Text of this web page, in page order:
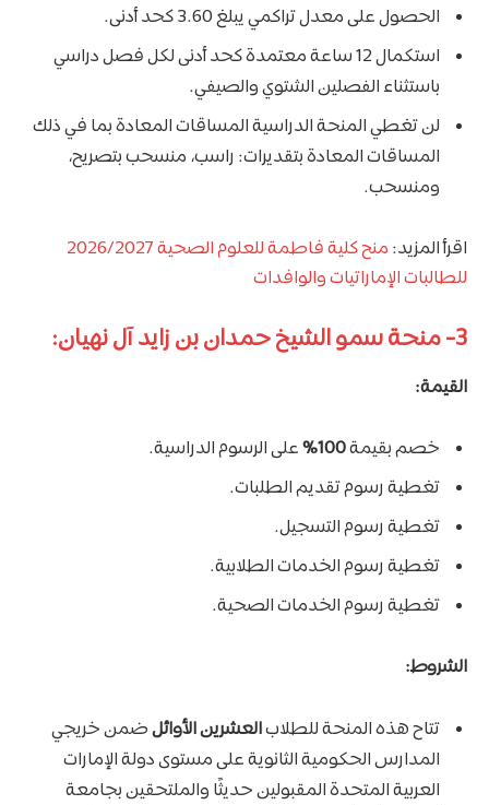
الحصول على معدل تراكمي يبلغ 3.60 كحد أدنى.
استكمال 12 ساعة معتمدة كحد أدنى لكل فصل دراسي
باستثناء الفصلين الشتوي والصيفي.
لن تغطي المنحة الدراسية المساقات المعادة بما في ذلك
المساقات المعادة بتقديرات: راسب، منسحب بتصريح،
ومنسحب.
اقرأ المزيد:
منح كلية فاطمة للعلوم الصحية 2026/2027
للطالبات الإماراتيات والوافدات
3- منحة سمو الشيخ حمدان بن زايد آل نهيان:
القيمة:
خصم بقيمة100%
على الرسوم الدراسية.
تغطية رسوم تقديم الطلبات.
تغطية رسوم التسجيل.
تغطية رسوم الخدمات الطلابية.
تغطية رسوم الخدمات الصحية.
الشروط:
تتاح هذه المنحة للطلابالعشرين الأوائلضمن خريجي
المدارس الحكومية الثانوية على مستوى دولة الإمارات
العربية المتحدة المقبولين حديثًا والملتحقين بجامعة